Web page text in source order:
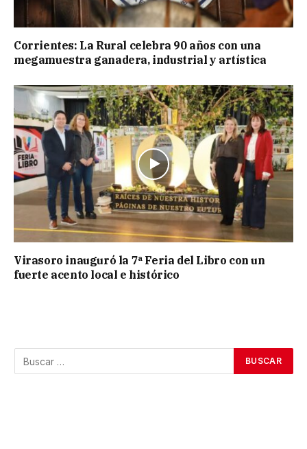
Corrientes: La Rural celebra 90 años con una
megamuestra ganadera, industrial y artística
Virasoro inauguró la 7ª Feria del Libro con un
fuerte acento local e histórico